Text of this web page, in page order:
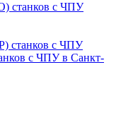
станков с ЧПУ
станков с ЧПУ
с ЧПУ в Санкт-